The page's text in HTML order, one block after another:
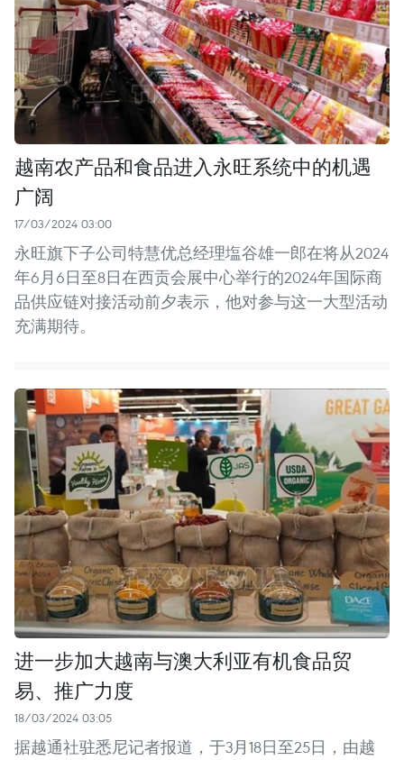
越南农产品和食品进入永旺系统中的机遇
广阔
17/03/2024 03:00
永旺旗下子公司特慧优总经理塩谷雄一郎在将从2024
年6月6日至8日在西贡会展中心举行的2024年国际商
品供应链对接活动前夕表示，他对参与这一大型活动
充满期待。
进一步加大越南与澳大利亚有机食品贸
易、推广力度
18/03/2024 03:05
据越通社驻悉尼记者报道，于3月18日至25日，由越